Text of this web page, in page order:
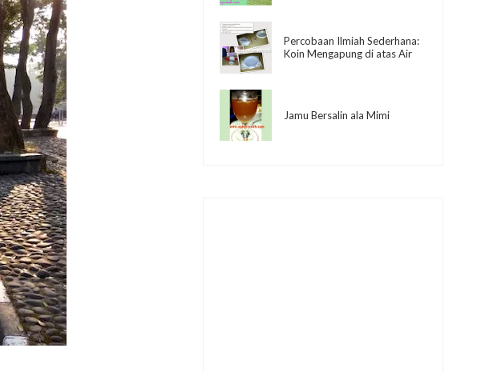
Percobaan Ilmiah Sederhana:
Koin Mengapung di atas Air
Jamu Bersalin ala Mimi